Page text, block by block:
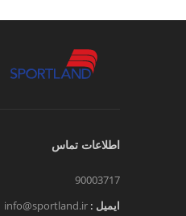
اطلاعات تماس
90003717
ایمیل : info@sportland.ir